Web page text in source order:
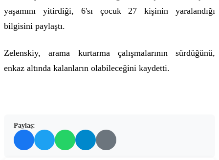
yaşamını yitirdiği, 6'sı çocuk 27 kişinin yaralandığı
bilgisini paylaştı.
Zelenskiy, arama kurtarma çalışmalarının sürdüğünü,
enkaz altında kalanların olabileceğini kaydetti.
Paylaş: